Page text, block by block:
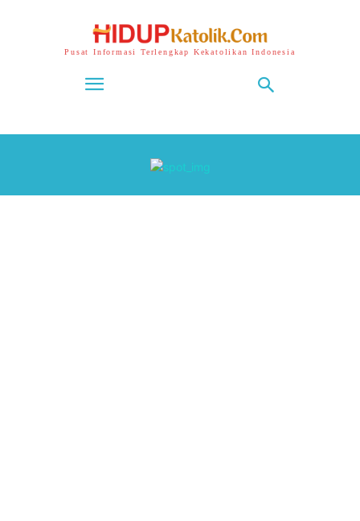
Pusat Informasi Terlengkap Kekatolikan Indonesia